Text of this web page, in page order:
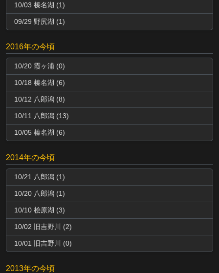
10/03 榛名湖 (1)
09/29 野尻湖 (1)
2016年の今頃
10/20 霞ヶ浦 (0)
10/18 榛名湖 (6)
10/12 八郎潟 (8)
10/11 八郎潟 (13)
10/05 榛名湖 (6)
2014年の今頃
10/21 八郎潟 (1)
10/20 八郎潟 (1)
10/10 桧原湖 (3)
10/02 旧吉野川 (2)
10/01 旧吉野川 (0)
2013年の今頃